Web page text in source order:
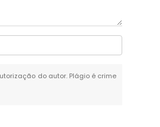
do autor. Plágio é crime